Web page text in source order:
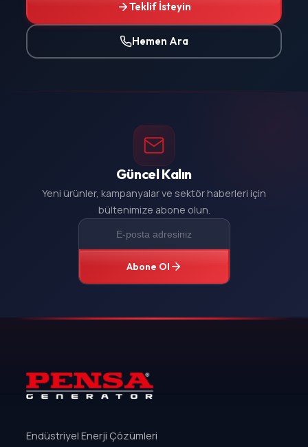
Teklif İsteyin
Hemen Ara
Güncel Kalın
Yeni ürünler, kampanyalar ve sektör haberleri için
bültenimize abone olun.
Abone Ol
Endüstriyel Enerji Çözümleri